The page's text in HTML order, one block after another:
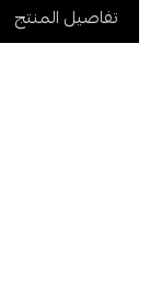
تفاصيل المنتج